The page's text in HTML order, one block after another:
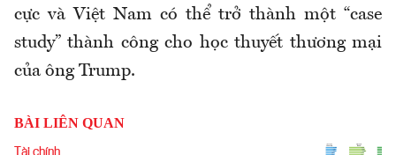
cực và Việt Nam có thể trở thành một “case
study” thành công cho học thuyết thương mại
của ông Trump.
BÀI LIÊN QUAN
Tài chính